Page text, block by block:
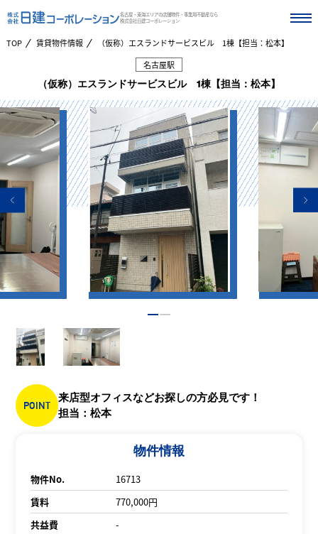
名古屋・東海エリアの店舗物件・事業用不動産なら
株式会社日建コーポレーション
TOP 賃貸物件情報
（仮称）エスランドサービスビル 1棟【担当：松本】
名古屋駅
（仮称）エスランドサービスビル 1棟【担当：松本】
POINT
来店型オフィスなどお探しの方必見です！
担当：松本
物件情報
物件No.
16713
賃料
770,000円
共益費
-